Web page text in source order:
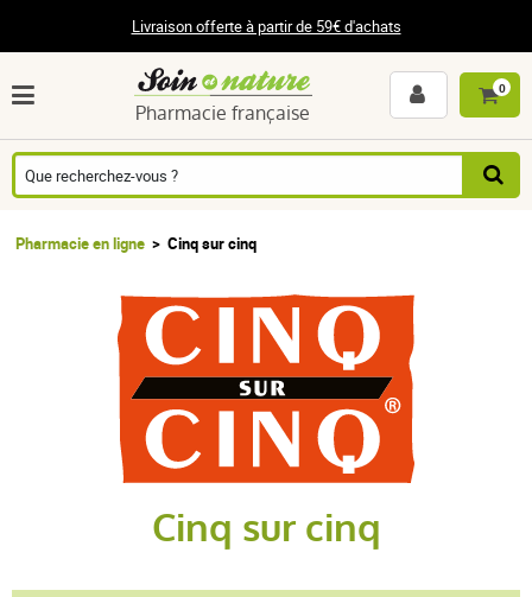
Livraison offerte à partir de 59€ d'achats
Pharmacie française
0
Pharmacie en ligne Cinq sur cinq
Cinq sur cinq